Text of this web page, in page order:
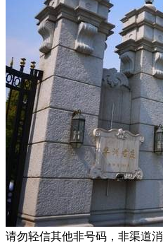
请勿轻信其他非号码，非渠道